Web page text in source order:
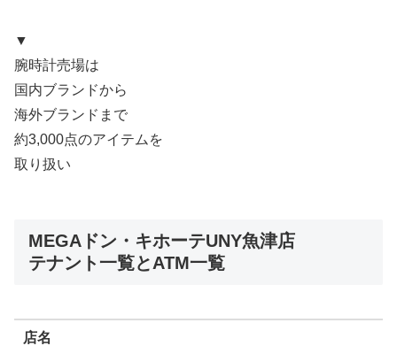
▼
腕時計売場は
国内ブランドから
海外ブランドまで
約3,000点のアイテムを
取り扱い
MEGAドン・キホーテUNY魚津店
テナント一覧とATM一覧
店名